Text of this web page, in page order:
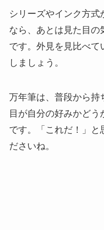
シリーズやインク方式
なら、あとは見た目の
です。外見を見比べて
しましょう。
万年筆は、普段から持
目が自分の好みかどう
です。「これだ！」と
ださいね。